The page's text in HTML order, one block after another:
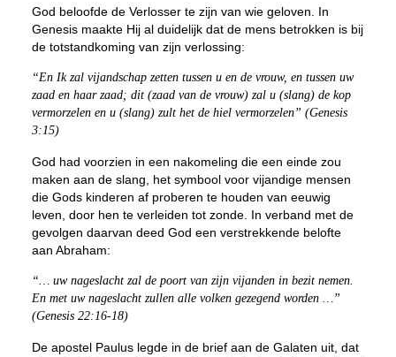
God beloofde de Verlosser te zijn van wie geloven. In
Genesis maakte Hij al duidelijk dat de mens betrokken is bij
de totstandkoming van zijn verlossing:
“En Ik zal vijandschap zetten tussen u en de vrouw, en tussen uw
zaad en haar zaad; dit (zaad van de vrouw) zal u (slang) de kop
vermorzelen en u (slang) zult het de hiel vermorzelen” (Genesis
3:15)
God had voorzien in een nakomeling die een einde zou
maken aan de slang, het symbool voor vijandige mensen
die Gods kinderen af proberen te houden van eeuwig
leven, door hen te verleiden tot zonde. In verband met de
gevolgen daarvan deed God een verstrekkende belofte
aan Abraham:
“… uw nageslacht zal de poort van zijn vijanden in bezit nemen.
En met uw nageslacht zullen alle volken gezegend worden …”
(Genesis 22:16-18)
De apostel Paulus legde in de brief aan de Galaten uit, dat